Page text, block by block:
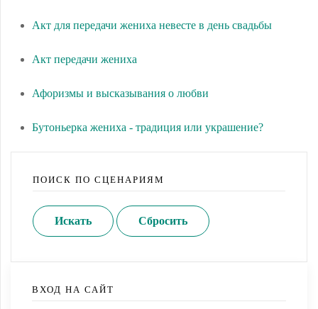
Акт для передачи жениха невесте в день свадьбы
Акт передачи жениха
Афоризмы и высказывания о любви
Бутоньерка жениха - традиция или украшение?
ПОИСК ПО СЦЕНАРИЯМ
ВХОД НА САЙТ